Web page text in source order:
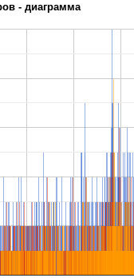
- диаграмма